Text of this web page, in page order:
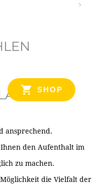
SHOP
ansprechend.
den Aufenthalt im
zu machen.
die Vielfalt der